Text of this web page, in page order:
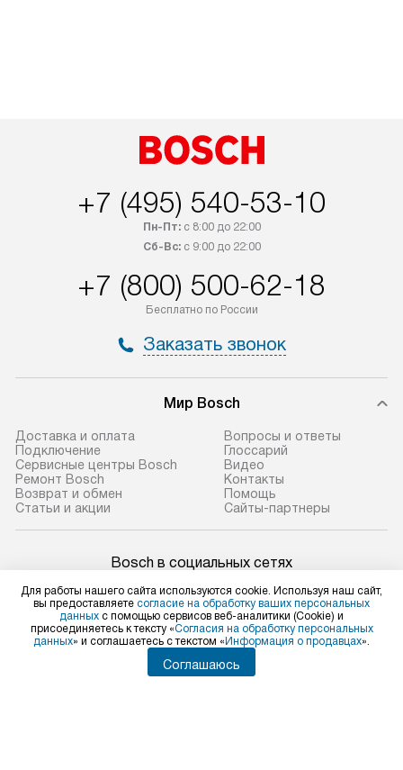
+7 (495) 540-53-10
Пн-Пт:с 8:00 до 22:00
Сб-Вс:с 9:00 до 22:00
+7 (800) 500-62-18
Бесплатно по России
Заказать звонок
Мир Bosch
Доставка и оплата
Подключение
Сервисные центры Bosch
Ремонт Bosch
Возврат и обмен
Статьи и акции
Вопросы и ответы
Глоссарий
Видео
Контакты
Помощь
Сайты-партнеры
Bosch в социальных сетях
Для физических лиц
shop@bosch-centre.ru
Для юридических лиц
Для работы нашего сайта используются cookie. Используя наш сайт,
вы предоставляете согласие на обработку ваших персональных
данных с помощью сервисов веб-аналитики (Cookie) и
присоединяетесь к тексту «Согласия на обработку персональных
данных» и соглашаетесь с текстом « Информация о продавцах».
Соглашаюсь